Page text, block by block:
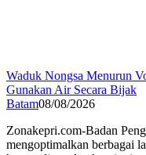
Waduk Nongsa Menurun
Gunakan Air Secara Bijak
Batam08/08/2026
Zonakepri.com-Badan
mengoptimalkan berbagai